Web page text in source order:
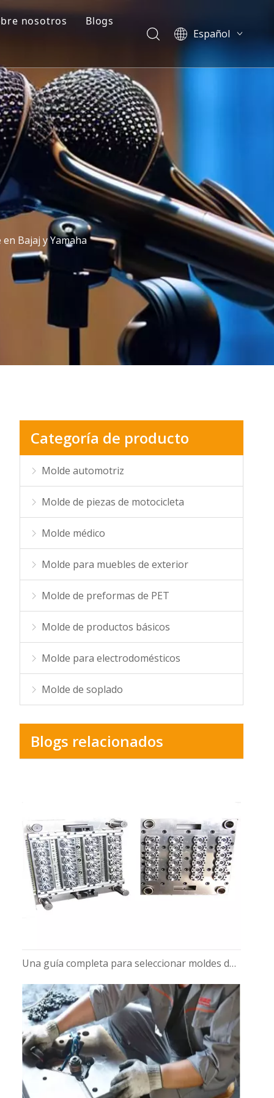
de plástico
nosotros
Preguntas frecuentes
Blogs
Casos
Vídeos
Español
العربية
Bajaj y Yamaha
Categoría de producto
Molde automotriz
Molde de piezas de motocicleta
Molde médico
Molde para muebles de exterior
Molde de preformas de PET
Molde de productos básicos
Molde para electrodomésticos
Molde de soplado
Blogs relacionados
Una guía completa para seleccionar moldes de preformas de PET para botellas